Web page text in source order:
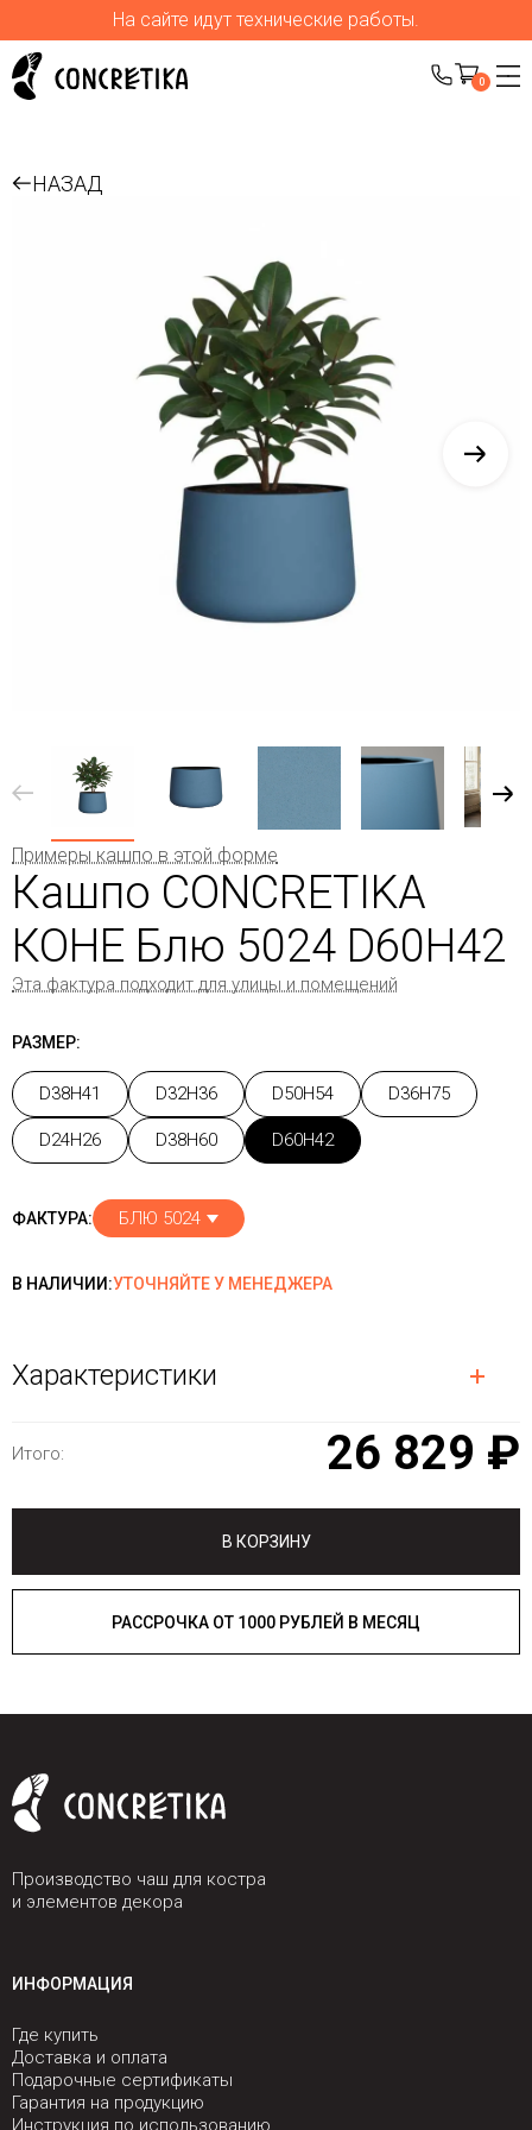
На сайте идут технические работы.
0
НАЗАД
Примеры кашпо в этой форме
Кашпо CONCRETIKA
КОНЕ Блю 5024 D60H42
Эта фактура подходит для улицы и помещений
РАЗМЕР:
D38H41 D32H36 D50H54 D36H75
D24H26 D38H60 D60H42
ФАКТУРА: БЛЮ 5024
В НАЛИЧИИ:УТОЧНЯЙТЕ У МЕНЕДЖЕРА
Характеристики
Итого: 26 829 ₽
В КОРЗИНУ
РАССРОЧКА ОТ 1000 РУБЛЕЙ В МЕСЯЦ
Производство чаш для костра
и элементов декора
ИНФОРМАЦИЯ
Где купить
Доставка и оплата
Подарочные сертификаты
Гарантия на продукцию
Инструкция по использованию